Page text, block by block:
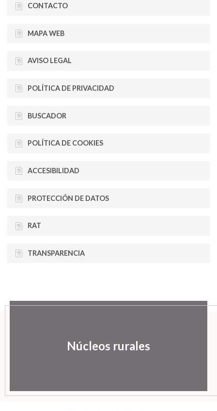
CONTACTO
MAPA WEB
AVISO LEGAL
POLÍTICA DE PRIVACIDAD
BUSCADOR
POLÍTICA DE COOKIES
ACCESIBILIDAD
PROTECCIÓN DE DATOS
RAT
TRANSPARENCIA
Núcleos rurales